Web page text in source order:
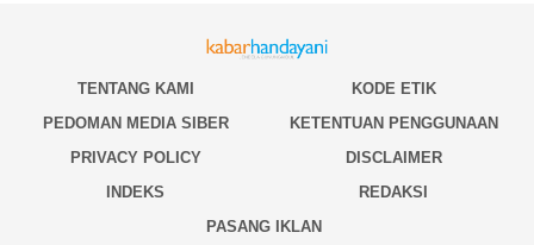
TENTANG KAMI
KODE ETIK
PEDOMAN MEDIA SIBER
KETENTUAN PENGGUNAAN
PRIVACY POLICY
DISCLAIMER
INDEKS
REDAKSI
PASANG IKLAN